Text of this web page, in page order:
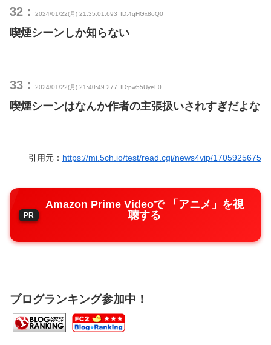
32： 2024/01/22(月) 21:35:01.693 ID:4qHGx8oQ0
喫煙シーンしか知らない
33： 2024/01/22(月) 21:40:49.277 ID:pw55UyeL0
喫煙シーンはなんか作者の主張扱いされすぎだよな
引用元： https://mi.5ch.io/test/read.cgi/news4vip/1705925675
Amazon Prime Videoで 「アニメ」を視
聴する
ブログランキング参加中！